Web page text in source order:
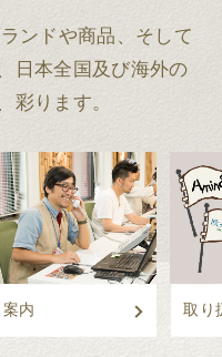
ンドや商品、そして
日本全国及び海外の
彩ります。
内 取り